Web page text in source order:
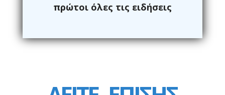
πρώτοι όλες τις ειδήσεις